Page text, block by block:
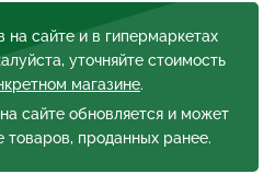
на сайте и в гипермаркетах
уточняйте стоимость
магазине.
сайте обновляется и может
товаров, проданных ранее.